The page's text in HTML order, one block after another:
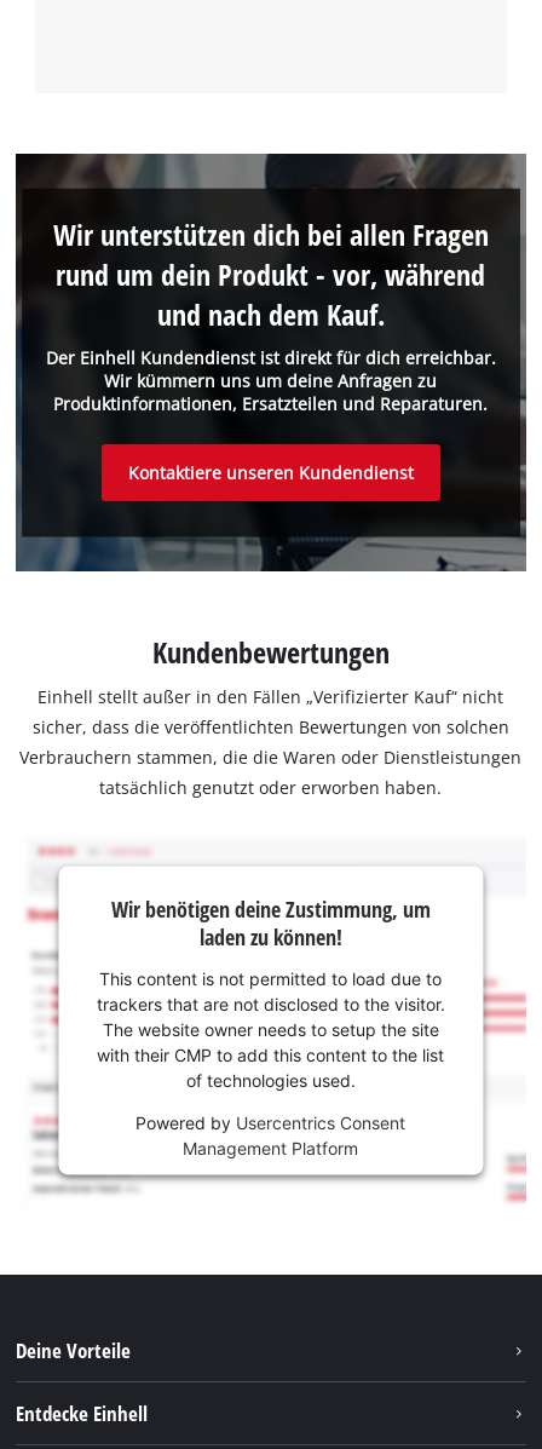
Der Einhell Kundendienst ist direkt für dich erreichbar.
Wir kümmern uns um deine Anfragen zu
Produktinformationen, Ersatzteilen und Reparaturen.
Wir unterstützen dich bei allen Fragen
rund um dein Produkt - vor, während
und nach dem Kauf.
Kontaktiere unseren Kundendienst
Kundenbewertungen
Einhell stellt außer in den Fällen „Verifizierter Kauf“ nicht
sicher, dass die veröffentlichten Bewertungen von solchen
Verbrauchern stammen, die die Waren oder Dienstleistungen
tatsächlich genutzt oder erworben haben.
Wir benötigen deine Zustimmung, um
laden zu können!
This content is not permitted to load due to
trackers that are not disclosed to the visitor.
The website owner needs to setup the site
with their CMP to add this content to the list
of technologies used.
Powered by Usercentrics Consent
Management Platform
Deine Vorteile
Entdecke Einhell